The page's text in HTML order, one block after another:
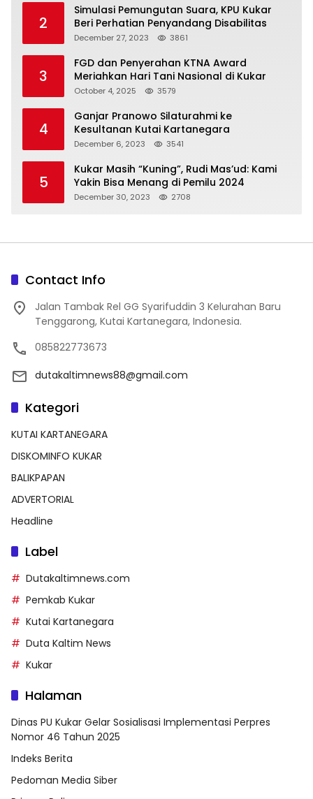
2
Simulasi Pemungutan Suara, KPU Kukar
Beri Perhatian Penyandang Disabilitas
December 27, 2023 3861
3
FGD dan Penyerahan KTNA Award
Meriahkan Hari Tani Nasional di Kukar
October 4, 2025 3579
4
Ganjar Pranowo Silaturahmi ke
Kesultanan Kutai Kartanegara
December 6, 2023 3541
5
Kukar Masih “Kuning”, Rudi Mas’ud: Kami
Yakin Bisa Menang di Pemilu 2024
December 30, 2023 2708
Contact Info
Jalan Tambak Rel GG Syarifuddin 3 Kelurahan Baru
Tenggarong, Kutai Kartanegara, Indonesia.
085822773673
dutakaltimnews88@gmail.com
Kategori
KUTAI KARTANEGARA
DISKOMINFO KUKAR
BALIKPAPAN
ADVERTORIAL
Headline
Label
Dutakaltimnews.com
Pemkab Kukar
Kutai Kartanegara
Duta Kaltim News
Kukar
Halaman
Dinas PU Kukar Gelar Sosialisasi Implementasi Perpres
Nomor 46 Tahun 2025
Indeks Berita
Pedoman Media Siber